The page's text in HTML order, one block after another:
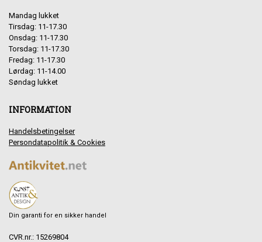
Mandag lukket
Tirsdag: 11-17.30
Onsdag: 11-17.30
Torsdag: 11-17.30
Fredag: 11-17.30
Lørdag: 11-14.00
Søndag lukket
INFORMATION
Handelsbetingelser
Persondatapolitik & Cookies
Din garanti for en sikker handel
CVR.nr.: 15269804